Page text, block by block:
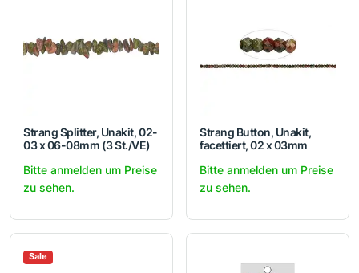
Strang Splitter, Unakit, 02-
03 x 06-08mm (3 St./VE)
Bitte anmelden um Preise
zu sehen.
Strang Button, Unakit,
facettiert, 02 x 03mm
Bitte anmelden um Preise
zu sehen.
Sale